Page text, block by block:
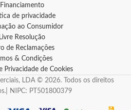
Financiamento
de privacidade
ao Consumidor
Livre Resolução
de Reclamações
& Condições
Privacidade de Cookies
LDA © 2026. Todos os direitos
NIPC: PT501800379